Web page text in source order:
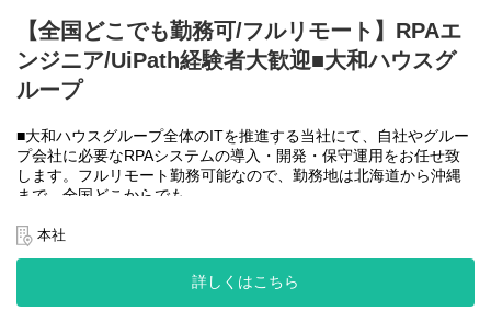
フレックスです。
●AIチーム(４名)●
業務内容
・Microsoft Copilot を利用したエージェント運用・管理
・生成AIを用いたAIエージェントの設計・開発・改善
・Azureを利用したAIエージェント基盤の構築・連携
・AIエージェントの運用支援
入社後は研修の後、チーム開発をベースにOJTを行いながら実案
＜クライアントは大和ハウスグループ全体＞
出資は大和ハウス本体になりますが、売上好調かつDX推進の優先
度が高いため、投資を惜しむことはありません。
潤沢なリソースのもと、最上流から変革を進めていくことが可能
【全国どこでも勤務可/フルリモート】RPAエ
ンジニア/UiPath経験者大歓迎■大和ハウスグ
ループ
■大和ハウスグループ全体のITを推進する当社にて、自社やグルー
プ会社に必要なRPAシステムの導入・開発・保守運用をお任せ致
します。フルリモート勤務可能なので、勤務地は北海道から沖縄
まで、全国どこからでも
社後の勤務地は問いません。また、働く時間に制限もなく、月160
時間の勤務で、午前５時～２２時までの間であれば、自由な時間
に働いていただけます。業務を途中で中断したり、働く時間を調
整できるので、家事、育児、介護などとの両立も可能です。社員
本社
詳しくはこちら